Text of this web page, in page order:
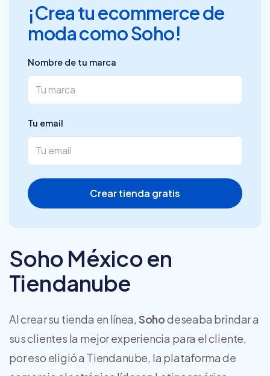
¡Crea tu ecommerce de
moda como Soho!
Nombre de tu marca
Tu email
Crear tienda gratis
Soho México en
Tiendanube
Al crear su tienda en línea, Sohodeseaba brindar a
sus clientes la mejor experiencia para el cliente,
por eso eligió a Tiendanube, la plataforma de